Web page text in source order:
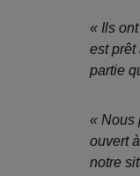
« Ils
est
partie
« Nous
ouvert
notre